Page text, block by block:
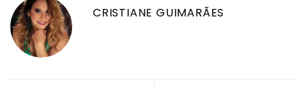
CRISTIANE GUIMARÃES